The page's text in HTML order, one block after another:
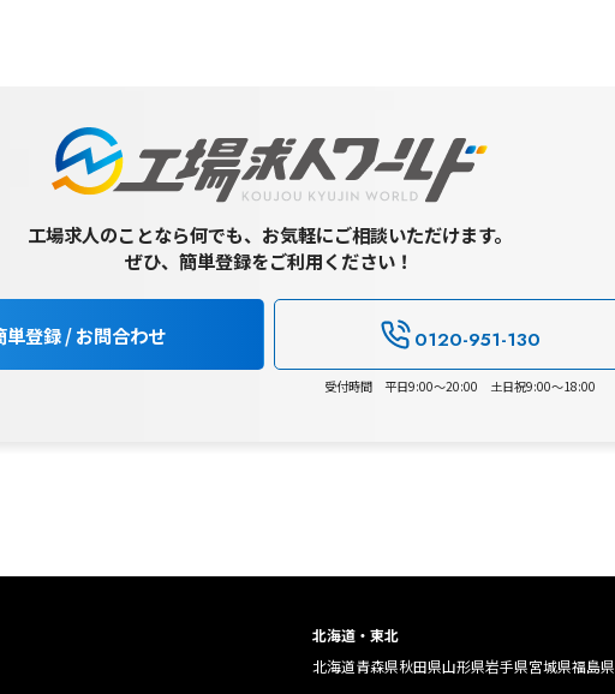
工場求人のことなら何でも、お気軽にご相談いただけます。
ぜひ、簡単登録をご利用ください！
単登録 / お問合わせ 0120-951-130
受付時間 平日9:00～20:00 土日祝9:00～18:00
北海道・東北
北海道青森県秋田県山形県岩手県宮城県福島県